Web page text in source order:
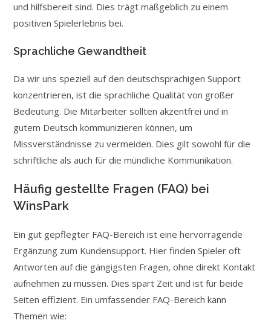
und hilfsbereit sind. Dies trägt maßgeblich zu einem
positiven Spielerlebnis bei.
Sprachliche Gewandtheit
Da wir uns speziell auf den deutschsprachigen Support
konzentrieren, ist die sprachliche Qualität von großer
Bedeutung. Die Mitarbeiter sollten akzentfrei und in
gutem Deutsch kommunizieren können, um
Missverständnisse zu vermeiden. Dies gilt sowohl für die
schriftliche als auch für die mündliche Kommunikation.
Häufig gestellte Fragen (FAQ) bei
WinsPark
Ein gut gepflegter FAQ-Bereich ist eine hervorragende
Ergänzung zum Kundensupport. Hier finden Spieler oft
Antworten auf die gängigsten Fragen, ohne direkt Kontakt
aufnehmen zu müssen. Dies spart Zeit und ist für beide
Seiten effizient. Ein umfassender FAQ-Bereich kann
Themen wie: